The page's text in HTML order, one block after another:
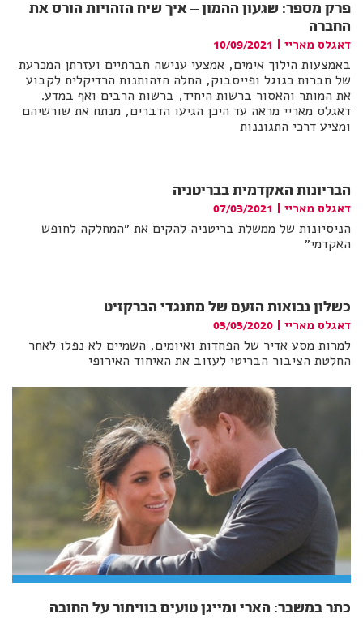
פרק מספר: שגעון ההמון – איך שיח הזהויות הורס את
החברה
דאגלס מאריי
10/09/2021
באמצעות הילוך אימים, אמצעי ענישה חברתיים ועזרתן המכרעת
של חברות כגוגל ופייסבוק, החלה הזהותנות הרדיקלית לקבוע
את המותר והאסור ברשות היחיד, ברשות הרבים ואף במדע.
דאגלס מאריי מראה עד היכן הגיעו הדברים, מנתח את שורשיהם
ומציע דרכי התגוננות
הבריונות האקדמית בבריטניה
דאגלס מאריי |
07/03/2021
הניסיונות של ממשלת בריטניה להקים את ״המחלקה לחופש
האקדמי״
כשלון נבואות הזעם של מתנגדי הברקזיט
דאגלס מאריי
03/03/2020
למרות מסע אדיר של הפחדות ואיומים, השמיים לא נפלו לאחר
החלטת הציבור הבריטי לעזוב את האיחוד האירופי
כתר במשבר: הארי ומייגן טועים בוויתור על החובה